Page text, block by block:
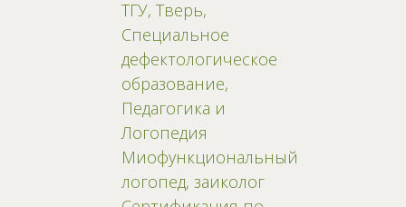
ТГУ, Тверь,
Специальное
дефектологическое
образование,
Педагогика и
Логопедия
Миофункциональный
логопед, заиколог